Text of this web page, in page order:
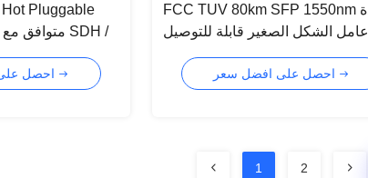
FCC TUV 80km SFP 1550nm وحدة
عامل الشكل الصغير قابلة للتوصيل
1 2